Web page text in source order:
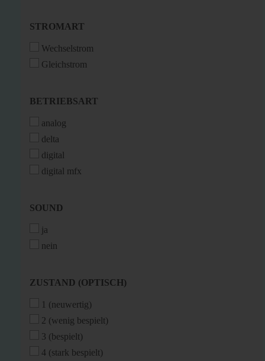
STROMART
STROMART
Wechselstrom
Gleichstrom
BETRIEBSART
BETRIEBSART
analog
delta
digital
digital mfx
SOUND
SOUND
ja
nein
ZUSTAND
ZUSTAND (OPTISCH)
1 (neuwertig)
2 (wenig bespielt)
3 (bespielt)
4 (stark bespielt)